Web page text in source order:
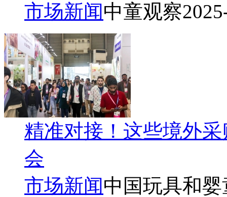
市场新闻中童观察
精准对接！这些境外
会
市场新闻中国玩具和